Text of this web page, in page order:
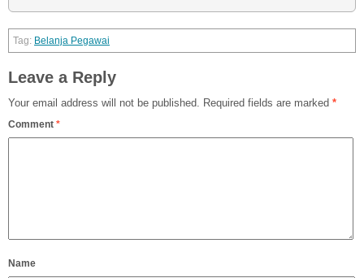
Belanja Pegawai
Leave a Reply
Your email address will not be published. Required fields are marked *
Comment *
Name